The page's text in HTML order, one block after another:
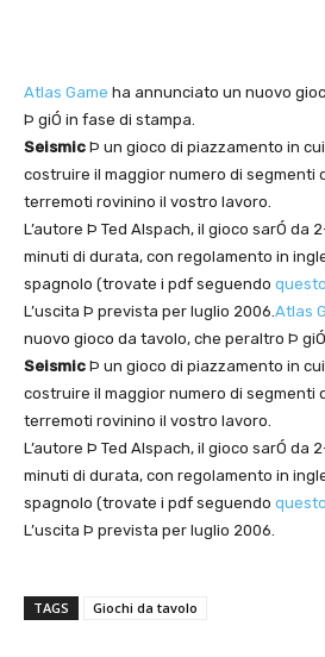
Atlas Game ha annunciato un nuovo
Þ giÓ in fase di stampa.
Seismic Þ un gioco di piazzamento in
costruire il maggior numero di segmenti
terremoti rovinino il vostro lavoro.
L’autore Þ Ted Alspach, il gioco sarÓ da
minuti di durata, con regolamento in
spagnolo (trovate i pdf seguendo
L’uscita Þ prevista per luglio 2006.Atlas
nuovo gioco da tavolo, che peraltro Þ
Seismic Þ un gioco di piazzamento in
costruire il maggior numero di segmenti
terremoti rovinino il vostro lavoro.
L’autore Þ Ted Alspach, il gioco sarÓ da
minuti di durata, con regolamento in
spagnolo (trovate i pdf seguendo
L’uscita Þ prevista per luglio 2006.
TAGS Giochi da tavolo